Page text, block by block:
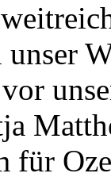
für